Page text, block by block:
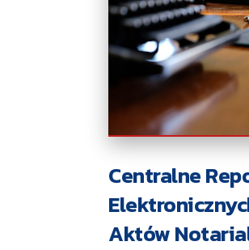
Centralne
Aktów